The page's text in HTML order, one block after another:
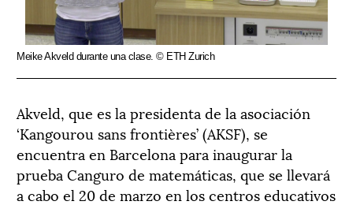
Meike Akveld durante una clase. © ETH Zurich
Akveld, que es la presidenta de la asociación
‘Kangourou sans frontières’ (AKSF), se
encuentra en Barcelona para inaugurar la
prueba Canguro de matemáticas, que se llevará
a cabo el 20 de marzo en los centros educativos